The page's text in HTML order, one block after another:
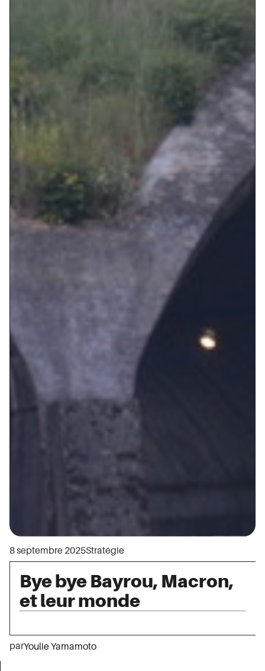
8 septembre 2025Stratégie
Bye bye Bayrou, Macron,
et leur monde
parYoulie Yamamoto